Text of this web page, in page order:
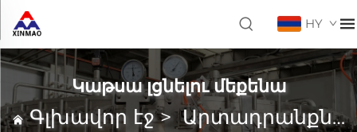
HY
Կաթսա լցնելու մեքենա
Գլխավոր էջ>Արտադրանքներ